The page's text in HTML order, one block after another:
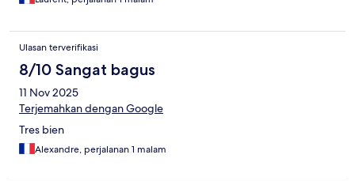
Ulasan terverifikasi
8/10 Sangat bagus
11 Nov 2025
Terjemahkan dengan Google
Tres bien
Alexandre, perjalanan 1 malam